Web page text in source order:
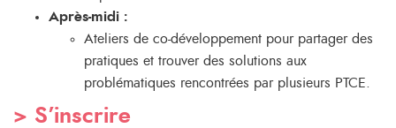
Après-midi :
Ateliers de co-développement pour partager des
pratiques et trouver des solutions aux
problématiques rencontrées par plusieurs PTCE.
> S’inscrire